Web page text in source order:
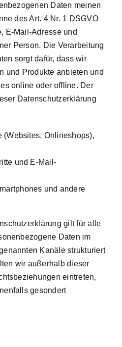
Daten meinen
des Art. 4 Nr. 1 DSGVO
E-Mail-Adresse und
Person. Die Verarbeitung
sorgt dafür, dass wir
und Produkte anbieten und
online oder offline. Der
Datenschutzerklärung
(Websites, Onlineshops),
und E-Mail-
und andere
gilt für alle
Daten im
Kanäle strukturiert
wir außerhalb dieser
eintreten,
gesondert